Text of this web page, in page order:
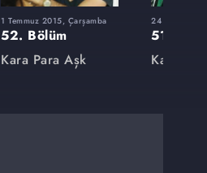
1 Temmuz 2015, Çarşamba
52. Bölüm
Kara Para Aşk
24 Haziran
51. Bölüm
Kara